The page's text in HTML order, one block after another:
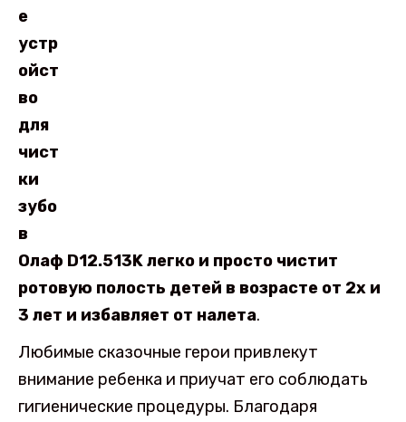
е
устр
ойст
во
для
чист
ки
зубо
в
Олаф D12.513K легко и просто чистит
ротовую полость детей в возрасте от 2х и
3 лет и избавляет от налета.
Любимые сказочные герои привлекут
внимание ребенка и приучат его соблюдать
гигиенические процедуры. Благодаря